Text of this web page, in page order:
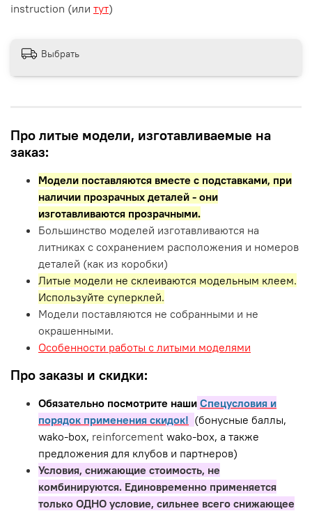
instruction (или тут)
Выбрать
Про литые модели, изготавливаемые на
заказ:
Модели поставляются вместе с подставками, при
наличии прозрачных деталей - они
изготавливаются прозрачными.
Большинство моделей изготавливаются на
литниках с сохранением расположения и номеров
деталей (как из коробки)
Литые модели не склеиваются модельным клеем.
Используйте суперклей.
Модели поставляются не собранными и не
окрашенными.
Особенности работы с литыми моделями
Про заказы и скидки:
Обязательно посмотрите наши Спецусловия и
порядок применения скидок! (бонусные баллы,
wako-box, reinforcement wako-box, а также
предложения для клубов и партнеров)
Условия, снижающие стоимость, не
комбинируются. Единовременно применяется
только ОДНО условие, сильнее всего снижающее